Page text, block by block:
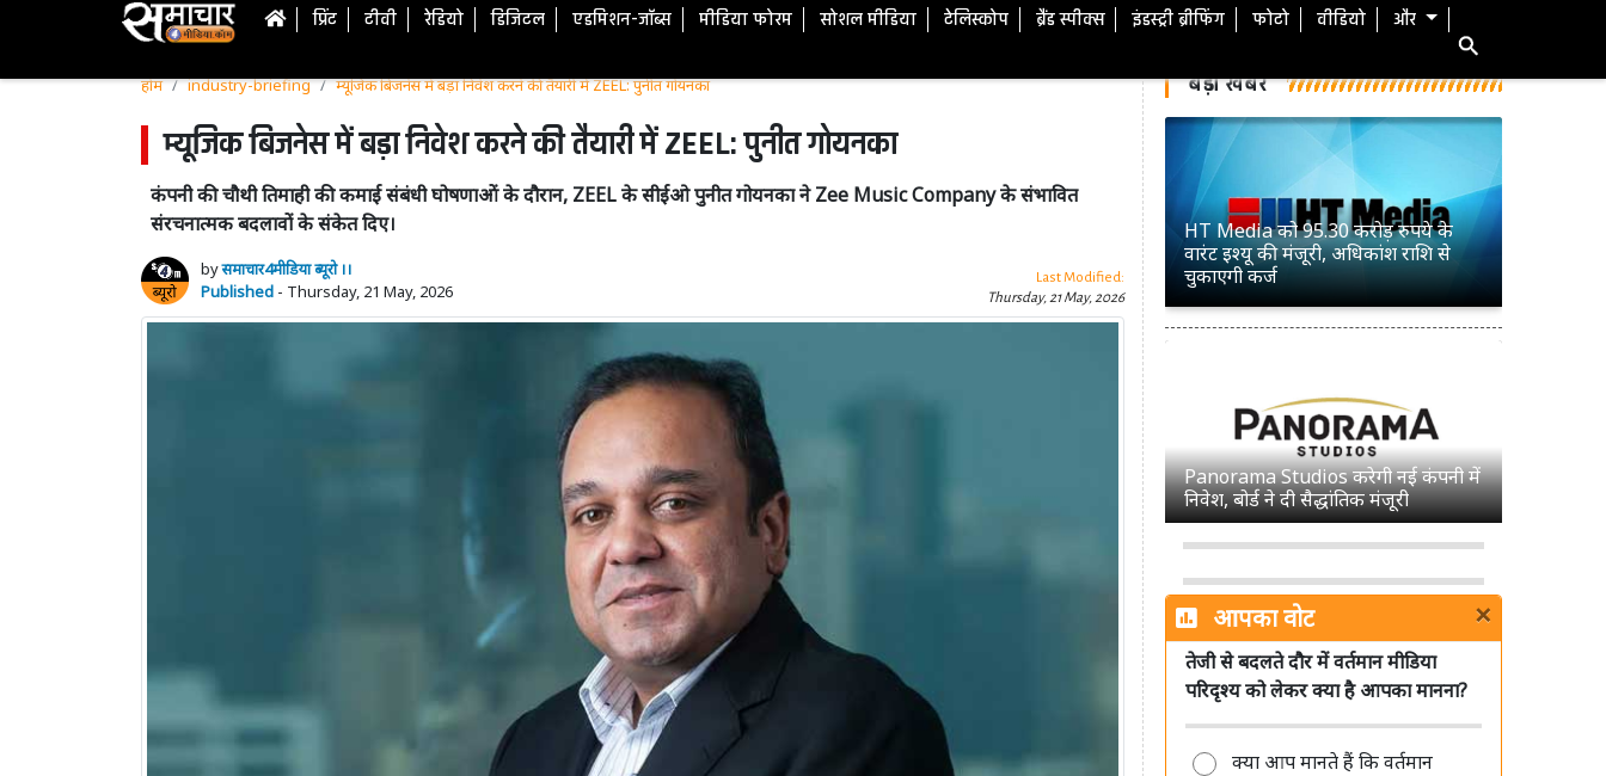
प्रिंट टीवी रेडियो डिजिटल एडमिशन-जॉब्स मीडिया फोरम सोशल मीडिया टेलिस्कोप ब्रैंड स्पीक्स इंडस्ट्री ब्रीफिंग फोटो वीडियो और
होम industry-briefing म्यूजिक बिजनेस में बड़ा निवेश करने की तैयारी में ZEEL: पुनीत गोयनका
म्यूजिक बिजनेस में बड़ा निवेश करने की तैयारी में ZEEL: पुनीत गोयनका
कंपनी की चौथी तिमाही की कमाई संबंधी घोषणाओं के दौरान, ZEEL के सीईओ पुनीत गोयनका ने Zee Music Company के संभावित
संरचनात्मक बदलावों के संकेत दिए।
byसमाचार4मीडिया ब्यूरो ।।
Published - Thursday, 21 May, 2026
Last Modified:
Thursday, 21 May, 2026
बड़ी खबरें
HT Media को 95.30 करोड़ रुपये के
वारंट इश्यू की मंजूरी, अधिकांश राशि से
चुकाएगी कर्ज
Panorama Studios करेगी नई कंपनी में
निवेश, बोर्ड ने दी सैद्धांतिक मंजूरी
सिनेमा हॉल में सरकारी जागरूकता फिल्मों
को लेकर MIB ने साफ किए नियम, जानें
क्या बदला
आपका वोट ×
तेजी से बदलते दौर में वर्तमान मीडिया
परिदृश्य को लेकर क्या है आपका मानना?
क्या आप मानते हैं कि वर्तमान